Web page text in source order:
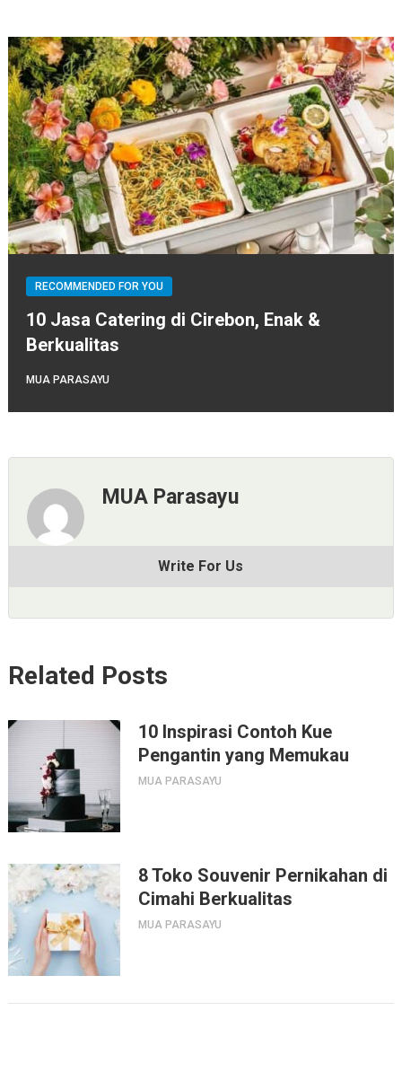
RECOMMENDED FOR YOU
10 Jasa Catering di Cirebon, Enak &
Berkualitas
MUA PARASAYU
MUA Parasayu
Write For Us
Related Posts
10 Inspirasi Contoh Kue
Pengantin yang Memukau
MUA PARASAYU
8 Toko Souvenir Pernikahan di
Cimahi Berkualitas
MUA PARASAYU